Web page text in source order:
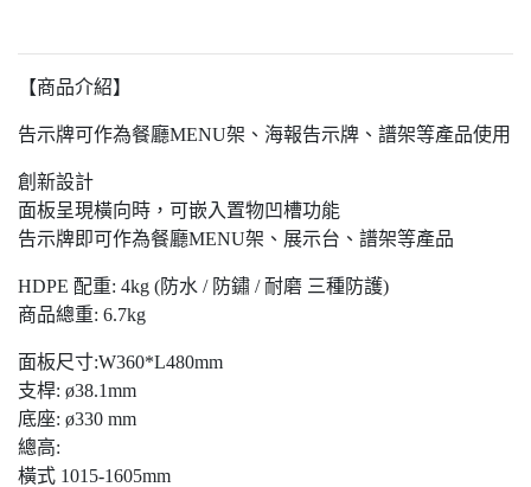
【商品介紹】
告示牌可作為餐廳MENU架、海報告示牌、譜架等產品使用
創新設計
面板呈現橫向時，可嵌入置物凹槽功能
告示牌即可作為餐廳MENU架、展示台、譜架等產品
HDPE 配重: 4kg (防水 / 防鏽 / 耐磨 三種防護)
商品總重: 6.7kg
面板尺寸:W360*L480mm
支桿: ø38.1mm
底座: ø330 mm
總高:
橫式 1015-1605mm